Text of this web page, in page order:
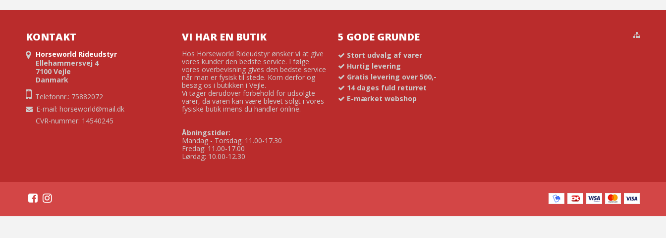
KONTAKT
Horseworld Rideudstyr
Ellehammersvej 4
7100 Vejle
Danmark
Telefonnr.: 75882072
E-mail: horseworld@mail.dk
CVR-nummer: 14540245
VI HAR EN BUTIK
Hos Horseworld Rideudstyr ønsker vi at give
vores kunder den bedste service. I følge
vores overbevisning gives den bedste service
når man er fysisk til stede. Kom derfor og
besøg os i butikken i Vejle.
Vi tager derudover forbehold for udsolgte
varer, da varen kan være blevet solgt i vores
fysiske butik imens du handler online.
Åbningstider:
Mandag - Torsdag: 11.00-17.30
Fredag: 11.00-17.00
Lørdag: 10.00-12.30
5 GODE GRUNDE
Stort udvalg af varer
Hurtig levering
Gratis levering over 500,-
14 dages fuld returret
E-mærket webshop